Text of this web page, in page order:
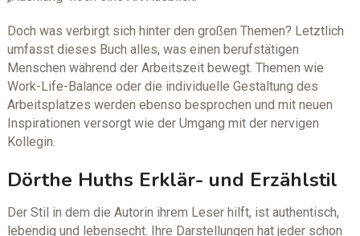
Doch was verbirgt sich hinter den großen Themen? Letztlich
umfasst dieses Buch alles, was einen berufstätigen
Menschen während der Arbeitszeit bewegt. Themen wie
Work-Life-Balance oder die individuelle Gestaltung des
Arbeitsplatzes werden ebenso besprochen und mit neuen
Inspirationen versorgt wie der Umgang mit der nervigen
Kollegin.
Dörthe Huths Erklär- und Erzählstil
Der Stil in dem die Autorin ihrem Leser hilft, ist authentisch,
lebendig und lebensecht. Ihre Darstellungen hat jeder schon